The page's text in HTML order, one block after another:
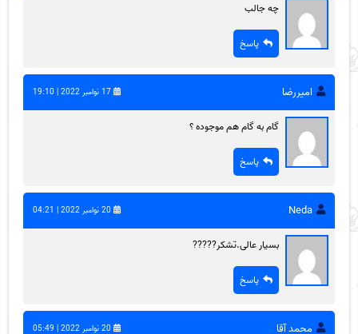
چه جالب
پاسخ
امیررضا 17 نوامبر 2022 | 19:10
گام به گام هم موجوده ؟
پاسخ
Neda 20 نوامبر 2022 | 04:21
بسیار عالی.تشکر?????
پاسخ
محمد آقا 20 نوامبر 2022 | 05:49